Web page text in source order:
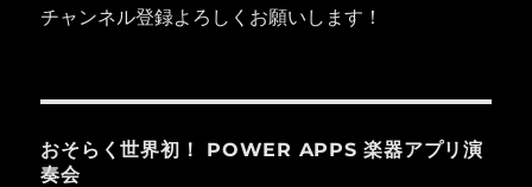
チャンネル登録よろしくお願いします！
おそらく世界初！ POWER APPS 楽器アプリ演
奏会